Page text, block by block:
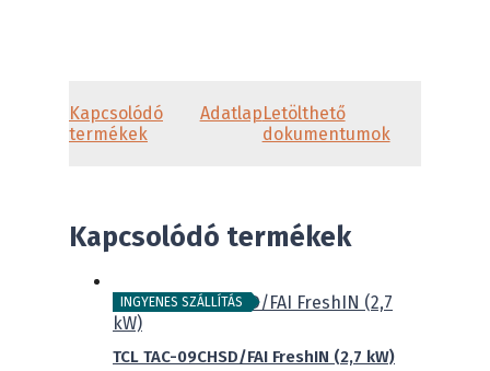
Kapcsolódó
termékek
AdatlapLetölthető
dokumentumok
Kapcsolódó termékek
INGYENES SZÁLLÍTÁS
TCL TAC-09CHSD/FAI FreshIN (2,7 kW)